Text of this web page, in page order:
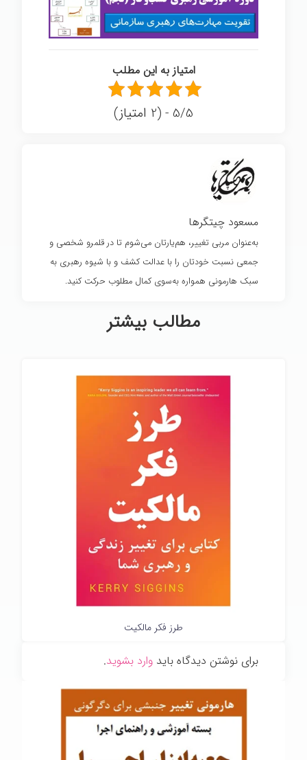
امتیاز به این مطلب
5/5 - (2 امتیاز)
مسعود چیتگرها
به‌عنوان مربی تغییر، هم‌یارتان می‌شوم تا در قلمرو شخصی و
جمعی نسبت خودتان را با عدالت کشف و با شیوه رهبری به
سبک هارمونی همواره به‌سوی کمال مطلوب حرکت کنید.
مطالب بیشتر
طرز فکر مالکیت
برای نوشتن دیدگاه باید وارد بشوید.